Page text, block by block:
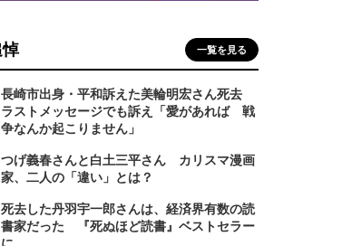
一覧を見る
長崎市出身・平和訴えた美輪明宏さん死去
ラストメッセージでも訴え「愛があれば 戦
争なんか起こりません」
つげ義春さんと白土三平さん カリスマ漫画
家、二人の「違い」とは？
死去した丹羽宇一郎さんは、経済界有数の読
書家だった 『死ぬほど読書』ベストセラー
に